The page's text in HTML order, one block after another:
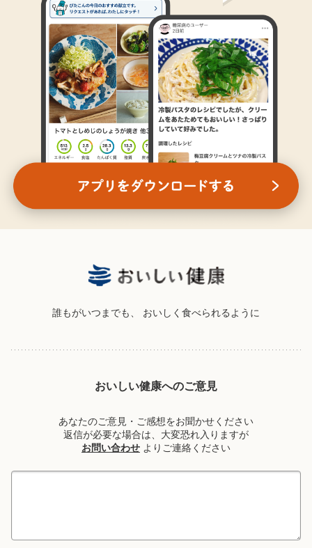
誰もがいつまでも、 おいしく食べられるように
おいしい健康へのご意見
あなたのご意見・ご感想をお聞かせください
返信が必要な場合は、大変恐れ入りますが
お問い合わせ よりご連絡ください